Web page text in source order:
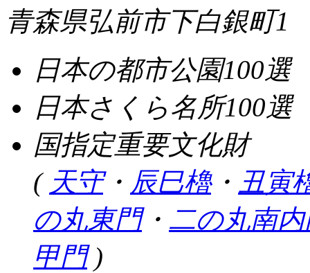
青森県弘前市下白銀町1
日本の都市公園100選
日本さくら名所100選
国指定重要文化財
( 天守・ 辰巳櫓・ 丑寅
の丸東門・ 二の丸南
甲門)